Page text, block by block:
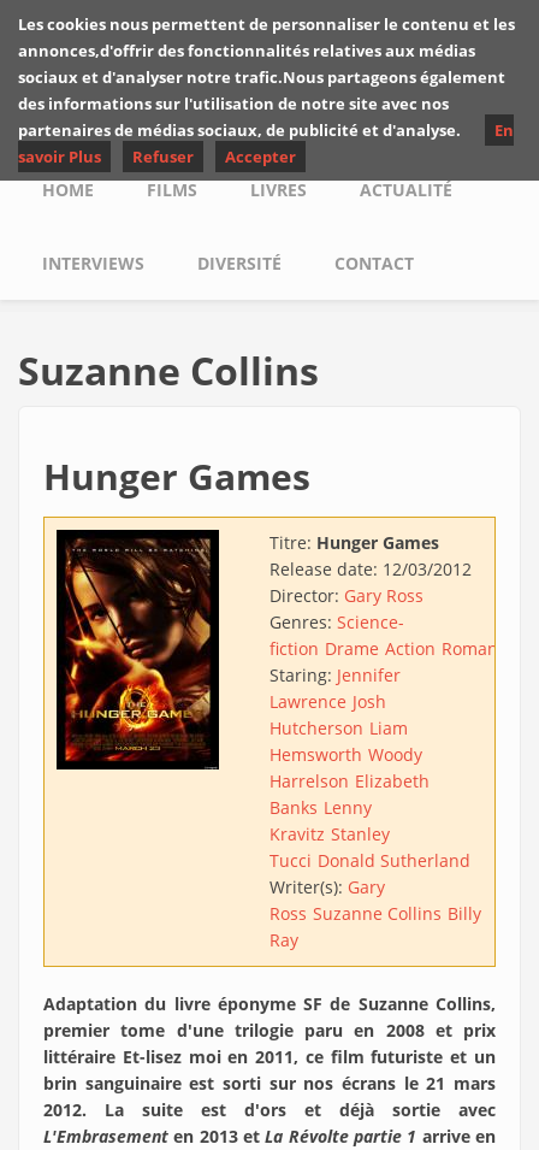
Skip to main content
Les critiques de
Yuyine
Main menu
HOME FILMS LIVRES ACTUALITÉ
INTERVIEWS DIVERSITÉ CONTACT
Suzanne Collins
Hunger Games
Titre: Hunger Games
Release date: 12/03/2012
Director: Gary Ross
Genres: Science-
fiction Drame Action Romance
Staring: Jennifer
Lawrence Josh
Hutcherson Liam
Hemsworth Woody
Harrelson Elizabeth
Banks Lenny
Kravitz Stanley
Tucci Donald Sutherland
Writer(s): Gary
Ross Suzanne Collins Billy
Ray
Adaptation du livre éponyme SF de Suzanne Collins,
premier tome d'une trilogie paru en 2008 et prix
littéraire Et-lisez moi en 2011, ce film futuriste et un
brin sanguinaire est sorti sur nos écrans le 21 mars
2012. La suite est d'ors et déjà sortie avec
L'Embrasementen 2013 etLa Révolte partie 1 arrive en
Les cookies nous permettent de personnaliser le contenu et les
annonces,d'offrir des fonctionnalités relatives aux médias
sociaux et d'analyser notre trafic.Nous partageons également
des informations sur l'utilisation de notre site avec nos
partenaires de médias sociaux, de publicité et d'analyse.
En
savoir Plus
Refuser Accepter